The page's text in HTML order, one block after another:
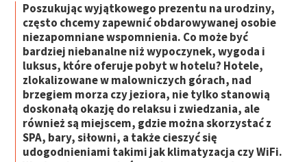
Poszukując wyjątkowego prezentu na urodziny,
często chcemy zapewnić obdarowywanej osobie
niezapomniane wspomnienia. Co może być
bardziej niebanalne niż wypoczynek, wygoda i
luksus, które oferuje pobyt w hotelu? Hotele,
zlokalizowane w malowniczych górach, nad
brzegiem morza czy jeziora, nie tylko stanowią
doskonałą okazję do relaksu i zwiedzania, ale
również są miejscem, gdzie można skorzystać z
SPA, bary, siłowni, a także cieszyć się
udogodnieniami takimi jak klimatyzacja czy WiFi.